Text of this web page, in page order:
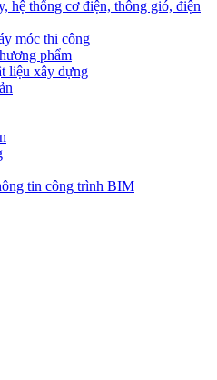
hệ thống cơ điện, thông gió, điện
móc thi công
phẩm
liệu xây dựng
tin công trình BIM